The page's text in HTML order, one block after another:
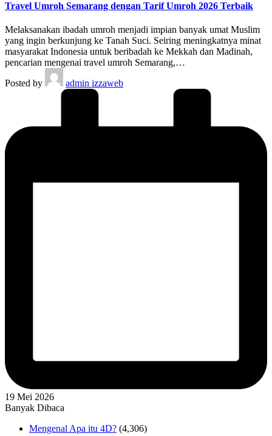
Travel Umroh Semarang dengan Tarif Umroh 2026 Terbaik
Melaksanakan ibadah umroh menjadi impian banyak umat Muslim
yang ingin berkunjung ke Tanah Suci. Seiring meningkatnya minat
masyarakat Indonesia untuk beribadah ke Mekkah dan Madinah,
pencarian mengenai travel umroh Semarang,…
Posted by
admin izzaweb
19 Mei 2026
Banyak Dibaca
Mengenal Apa itu 4D? (4,306)